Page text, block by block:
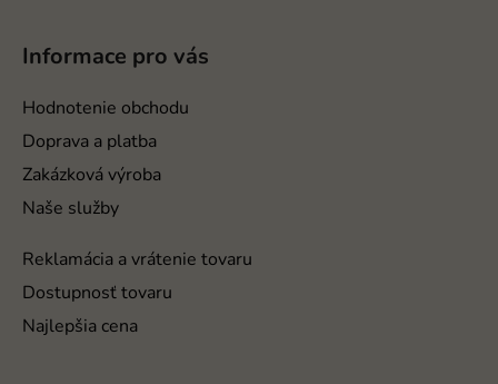
Informace pro vás
Hodnotenie obchodu
Doprava a platba
Zakázková výroba
Naše služby
Reklamácia a vrátenie tovaru
Dostupnosť tovaru
Najlepšia cena